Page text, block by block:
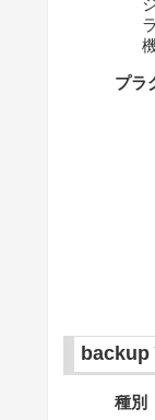
プラ
backup
種別